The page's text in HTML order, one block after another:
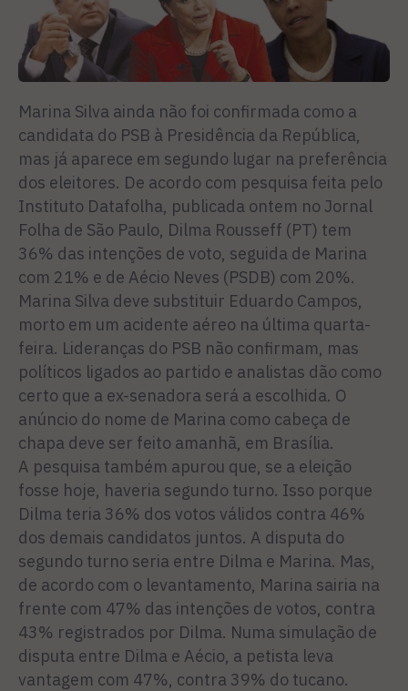
Marina Silva ainda não foi confirmada como a
candidata do PSB à Presidência da República,
mas já aparece em segundo lugar na preferência
dos eleitores. De acordo com pesquisa feita pelo
Instituto Datafolha, publicada ontem no Jornal
Folha de São Paulo, Dilma Rousseff (PT) tem
36% das intenções de voto, seguida de Marina
com 21% e de Aécio Neves (PSDB) com 20%.
Marina Silva deve substituir Eduardo Campos,
morto em um acidente aéreo na última quarta-
feira. Lideranças do PSB não confirmam, mas
políticos ligados ao partido e analistas dão como
certo que a ex-senadora será a escolhida. O
anúncio do nome de Marina como cabeça de
chapa deve ser feito amanhã, em Brasília.
A pesquisa também apurou que, se a eleição
fosse hoje, haveria segundo turno. Isso porque
Dilma teria 36% dos votos válidos contra 46%
dos demais candidatos juntos. A disputa do
segundo turno seria entre Dilma e Marina. Mas,
de acordo com o levantamento, Marina sairia na
frente com 47% das intenções de votos, contra
43% registrados por Dilma. Numa simulação de
disputa entre Dilma e Aécio, a petista leva
vantagem com 47%, contra 39% do tucano.